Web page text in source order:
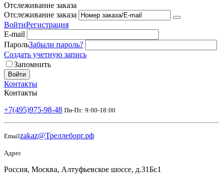
Отслеживание заказа
Отслеживание заказа
ВойтиРегистрация
E-mail
ПарольЗабыли пароль?
Создать учетную запись
Запомнить
Войти
Контакты
Контакты
+7(495)975-98-48 Пн-Пт: 9:00-18:00
Emailzakaz@Треллеборг.рф
Адрес
Россия, Москва, Алтуфьевское шоссе, д.31Бс1